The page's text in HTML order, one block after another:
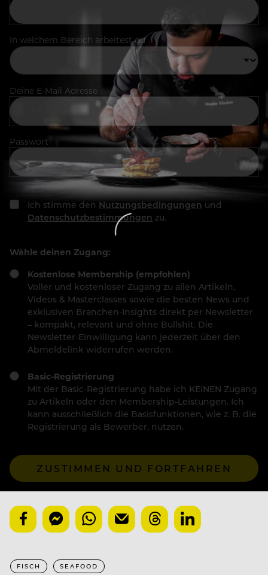
In welchem Bereich arbeitest du
Deine E-Mail Adresse
Passwort
Ich stimme den Nutzungsbedingungen und
Datenschutzbestimmungen zu.
Wähle deinen Zugang:
Kostenlose Membership (empfohlen)
Voller und kostenloser Zugang zu allen Artikeln,
Videos & Masterclasses sowie die besten News und
exklusiven Branchen-Insights direkt per Newsletter
– kompakt, relevant und ohne Bullshit. Die
Newsletter-Einwilligung kann jederzeit über den
Abmeldelink widerrufen werden.
Basic-Registrierung
Mit der Basic-Registrierung habe ich KEINEN Zugang
zu Artikeln oder den Membership-Leistungen. Ich
kann ausschließlich die Basisfunktionen, wie z. B. die
Registrierung als Bewerber, nutzen.
ZUSTIMMEN UND FORTFAHREN
FISCH SEAFOOD